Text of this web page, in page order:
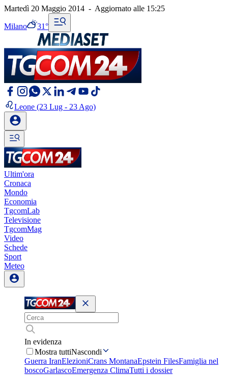
Martedì 20 Maggio 2014 - Aggiornato alle 15:25
Milano 31°
Leone (23 Lug - 23 Ago)
Ultim'ora
Cronaca
Mondo
Economia
TgcomLab
Televisione
TgcomMag
Video
Schede
Sport
Meteo
In evidenza
Mostra tuttiNascondi
Guerra IranElezioniCrans MontanaEpstein FilesFamiglia nel
boscoGarlascoEmergenza ClimaTutti i dossier